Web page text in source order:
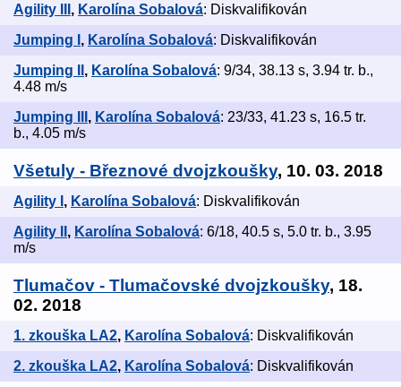
Agility III , Karolína Sobalová: Diskvalifikován
Jumping I , Karolína Sobalová: Diskvalifikován
Jumping II , Karolína Sobalová: 9/34, 38.13 s, 3.94 tr. b.,
4.48 m/s
Jumping III , Karolína Sobalová: 23/33, 41.23 s, 16.5 tr.
b., 4.05 m/s
Všetuly - Březnové dvojzkoušky, 10. 03. 2018
Agility I , Karolína Sobalová: Diskvalifikován
Agility II , Karolína Sobalová: 6/18, 40.5 s, 5.0 tr. b., 3.95
m/s
Tlumačov - Tlumačovské dvojzkoušky, 18.
02. 2018
1. zkouška LA2, Karolína Sobalová: Diskvalifikován
2. zkouška LA2, Karolína Sobalová: Diskvalifikován